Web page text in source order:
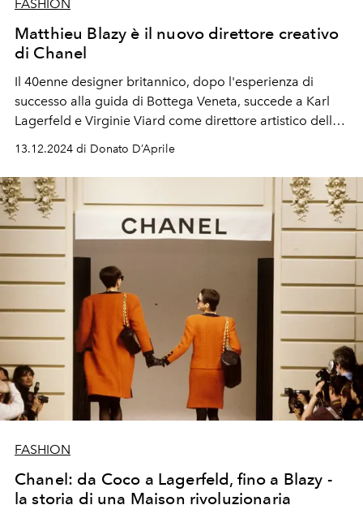
FASHION
Matthieu Blazy è il nuovo direttore creativo
di Chanel
Il 40enne designer britannico, dopo l'esperienza di
successo alla guida di Bottega Veneta, succede a Karl
Lagerfeld e Virginie Viard come direttore artistico della
Maison francese fondata da Coco Chanel.
13.12.2024 di Donato D’Aprile
FASHION
Chanel: da Coco a Lagerfeld, fino a Blazy -
la storia di una Maison rivoluzionaria